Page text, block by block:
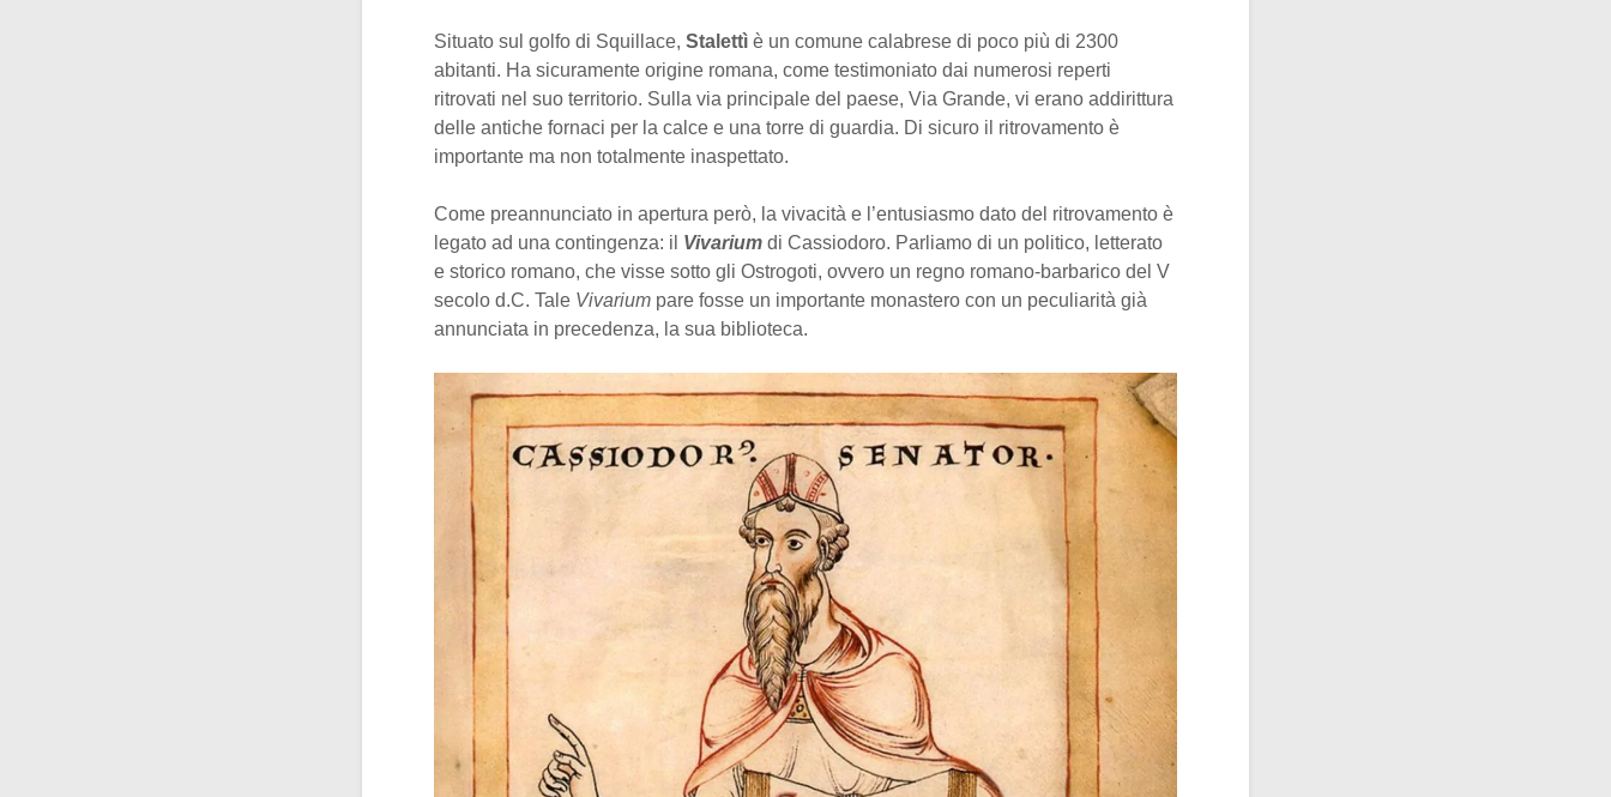
Situato sul golfo di Squillace, Stalettì è un comune calabrese di poco più di 2300
abitanti. Ha sicuramente origine romana, come testimoniato dai numerosi reperti
ritrovati nel suo territorio. Sulla via principale del paese, Via Grande, vi erano addirittura
delle antiche fornaci per la calce e una torre di guardia. Di sicuro il ritrovamento è
importante ma non totalmente inaspettato.
Come preannunciato in apertura però, la vivacità e l’entusiasmo dato del ritrovamento è
legato ad una contingenza: il Vivarium di Cassiodoro. Parliamo di un politico, letterato
e storico romano, che visse sotto gli Ostrogoti, ovvero un regno romano-barbarico del V
secolo d.C. Tale Vivarium pare fosse un importante monastero con un peculiarità già
annunciata in precedenza, la sua biblioteca.